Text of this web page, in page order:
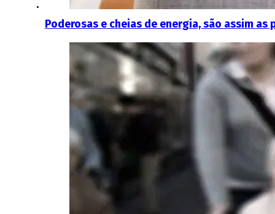
Poderosas e cheias de energia, são assim